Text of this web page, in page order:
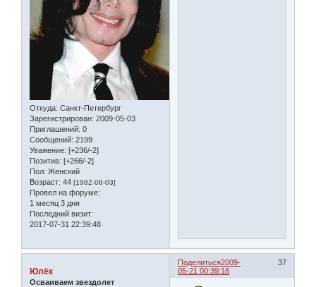
Откуда: Санкт-Петербург
Зарегистрирован: 2009-05-03
Приглашений: 0
Сообщений: 2199
Уважение: [+236/-2]
Позитив: [+266/-2]
Пол: Женский
Возраст: 44 [1982-08-03]
Провел на форуме:
1 месяц 3 дня
Последний визит:
2017-07-31 22:39:48
Поделиться 37
2009-
05-21 00:39:18
Юлёк
Осваиваем звездолет